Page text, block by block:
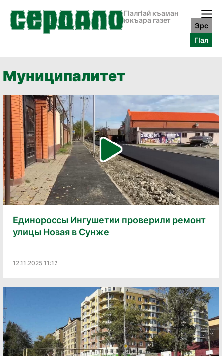
ГӀалгӀай къаман
юкъара газет
Эрс
ГӀал
Муниципалитет
Единороссы Ингушетии проверили ремонт
улицы Новая в Сунже
12.11.2025 11:12